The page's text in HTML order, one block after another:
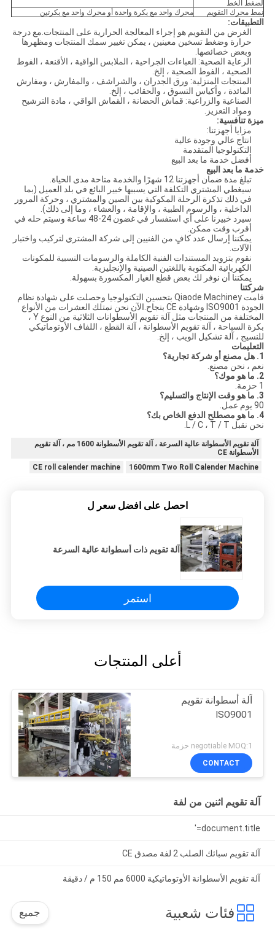
لضغط الخط
نمط محرك التقويم محرك واحد مع بكرة واحدة أو محرك واحد مع بكرتين
التطبيقات:
الغرض من التقويم هو إجراء المعالجة الحرارية على المنتجات.مع درجة
حرارة وضغط تسخين معينين ، يمكن تغيير سمك المنتجات ومظهرها
وبعض خصائصها.
الرعاية الصحية: العباءات الجراحية ، الملابس الواقية ، الأقنعة ، الفوط
الصحية ، الفوط الصحية ، إلخ.
المنتجات المنزلية: ورق الجدران ، والشراشف ، والمفارش ، ومفارش
المائدة ، وأكياس التسوق ، والحقائب ، إلخ.
الصناعية والزراعية: قماش الحضانة ، القماش الواقي ، مادة الترشيح
ومواد التعزيز.
ميزة تنافسية:
مزايا أجهزتنا:
انتاج عالي وجودة عالية
التكنولوجيا المتقدمة
أفضل خدمة ما بعد البيع
خدمة ما بعد البيع
تبلغ مدة ضمان أجهزتنا 12 شهرًا والخدمة متاحة مدى الحياة.
سيغطي المشتري التكلفة التي يسببها خبير البائع في بلد العميل (بما
في ذلك تذكرة الرحلة المكوكية بين الصين والمشتري ، وحركة المرور
الداخلية ، والرسوم الطبية ، والإقامة ، والعشاء ، وما إلى ذلك).
سيرد خبيرنا على أي استفسار في غضون 24-48 ساعة وسيتم حله في
أقرب وقت ممكن.
يمكننا إرسال عدد كافٍ من الفنيين إلى شركة المشتري لتركيب واختبار
الآلات.
نقوم بتزويد المستندات الفنية الكاملة والرسومات النسبية للمكونات
الكهربائية المكتوبة باللغتين الصينية والإنجليزية.
يمكننا أن نوفر لك بعض قطع الغيار المكسورة بسهولة.
شركتنا
قامت Qiaode Machiney بتحسين التكنولوجيا وحصلت على شهادة نظام
الجودة ISO9001 وشهادة CE بنجاح.الآن نحن نمتلك العشرات من الأنواع
المختلفة من المنتجات مثل آلة تقويم الأسطوانات الثلاثية من النوع Y ،
بكرة السباحة ، آلة تقويم الأسطوانة ، آلة القطع ، اللفاف الأوتوماتيكي
للنسيج ، آلة تشكيل الويب ، إلخ.
التعليمات
1. هل مصنع أو شركة تجارية؟
نعم ، نحن مصنع.
2. ما هو موك؟
1 حزمة.
3. ما هو وقت الإنتاج والتسليم؟
90 يوم عمل.
4. ما هو مصطلح الدفع الخاص بك؟
نحن نقبل L / C ، T / T.
آلة تقويم الأسطوانة عالية السرعة ، آلة تقويم الأسطوانة 1600 مم ، آلة تقويم
الأسطوانة CE
1600mm Two Roll Calender Machine
CE roll calender machine
احصل على افضل سعر ل
آلة تقويم ذات أسطوانة عالية السرعة
استمر
أعلى المنتجات
آلة أسطوانة تقويم
ISO9001
negotiable MOQ:1 حزمة
CONTACT
آلة تقويم اثنين من لفة
document.title='
آلة تقويم سبائك الصلب 2 لفة مصدق CE
آلة تقويم الأسطوانة الأوتوماتيكية 6000 مم 150 م / دقيقة
فئات شعبية جميع